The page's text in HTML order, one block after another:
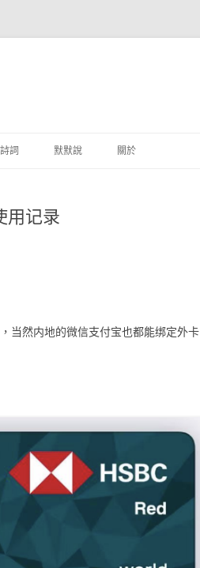
詩詞 默默說 關於
用记录
当然内地的微信支付宝也都能绑定外卡